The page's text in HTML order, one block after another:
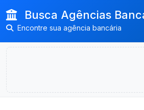
Busca Agências
Encontre sua agência bancária